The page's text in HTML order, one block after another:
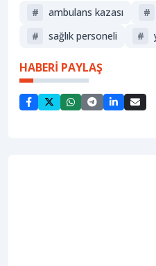
# ambulans kazası #
#
sağlık personeli #
HABERİ PAYLAŞ